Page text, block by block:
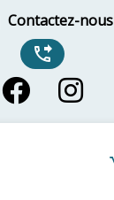
Contactez-nous
phone_forwarded